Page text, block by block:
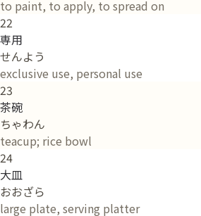
to paint, to apply, to spread on
22
専用
せんよう
exclusive use, personal use
23
茶碗
ちゃわん
teacup; rice bowl
24
大皿
おおざら
large plate, serving platter